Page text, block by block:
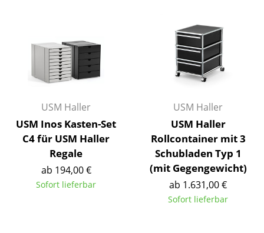
HAY
Knoll International
Louis Poulsen
Muuto
Nils Holger Moormann
Richard Lampert
Thonet
USM Haller
USM Inos Kasten-Set
C4 für USM Haller
Regale
ab 194,00 €
Sofort lieferbar
USM Haller
USM Haller
Rollcontainer mit 3
Schubladen Typ 1
(mit Gegengewicht)
ab 1.631,00 €
Sofort lieferbar